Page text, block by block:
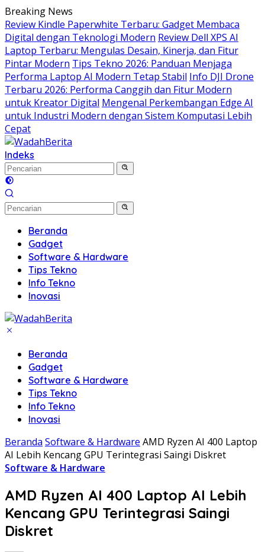
Langsung
ke
konten
Breaking News
Review Kindle Paperwhite Terbaru: Gadget Membaca
Digital dengan Teknologi Modern Review Dell XPS AI
Laptop Terbaru: Mengulas Desain, Kinerja, dan Fitur
Pintar Modern Tips Tekno 2026: Panduan Menjaga
Performa Laptop AI Modern Tetap Stabil Info DJI Drone
Terbaru 2026: Performa Canggih dan Fitur Modern
untuk Kreator Digital Mengenal Perkembangan Edge AI
untuk Industri Modern dengan Sistem Komputasi Lebih
Cepat
Indeks
Beranda
Gadget
Software & Hardware
Tips Tekno
Info Tekno
Inovasi
Beranda
Gadget
Software & Hardware
Tips Tekno
Info Tekno
Inovasi
Beranda Software & Hardware AMD Ryzen AI 400 Laptop
AI Lebih Kencang GPU Terintegrasi Saingi Diskret
Software & Hardware
AMD Ryzen AI 400 Laptop AI Lebih
Kencang GPU Terintegrasi Saingi
Diskret